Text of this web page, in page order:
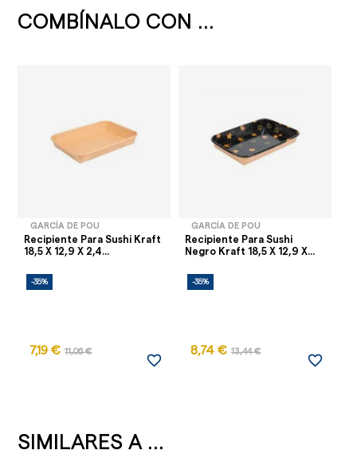
COMBÍNALO CON ...
GARCÍA DE POU
Recipiente Para Sushi Kraft
18,5 X 12,9 X 2,4...
-35%
7,19 € 11,06 €
favorite_border
GARCÍA DE POU
Recipiente Para Sushi
Negro Kraft 18,5 X 12,9 X...
-35%
8,74 € 13,44 €
favorite_border
SIMILARES A ...